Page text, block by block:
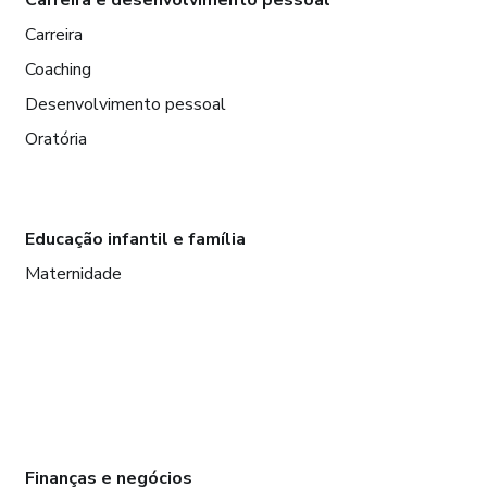
Carreira
Coaching
Desenvolvimento pessoal
Oratória
Educação infantil e família
Maternidade
Finanças e negócios